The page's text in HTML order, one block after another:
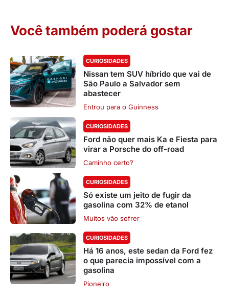
Você também poderá gostar
CURIOSIDADES
Nissan tem SUV híbrido que vai de
São Paulo a Salvador sem
abastecer
Entrou para o Guinness
CURIOSIDADES
Ford não quer mais Ka e Fiesta para
virar a Porsche do off-road
Caminho certo?
CURIOSIDADES
Só existe um jeito de fugir da
gasolina com 32% de etanol
Muitos vão sofrer
CURIOSIDADES
Há 16 anos, este sedan da Ford fez
o que parecia impossível com a
gasolina
Pioneiro